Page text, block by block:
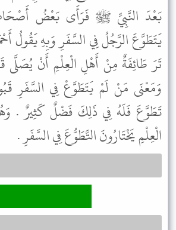
بَعْدَ النَّبِيِّ ﷺ فَرَأَى بَعْضُ
يَتَطَوَّعَ الرَّجُلُ فِي السَّفَرِ وَبِهِ يَقُولُ
تَرَ طَائِفَةٌ مِنْ أَهْلِ الْعِلْمِ أَنْ يُصَلَّى
وَمَعْنَى مَنْ لَمْ يَتَطَوَّعْ فِي السَّفَرِ
تَطَوَّعَ فَلَهُ فِي ذَلِكَ فَضْلٌ كَثِيرٌ .
الْعِلْمِ يَخْتَارُونَ التَّطَوُّعَ فِي السَّفَرِ .